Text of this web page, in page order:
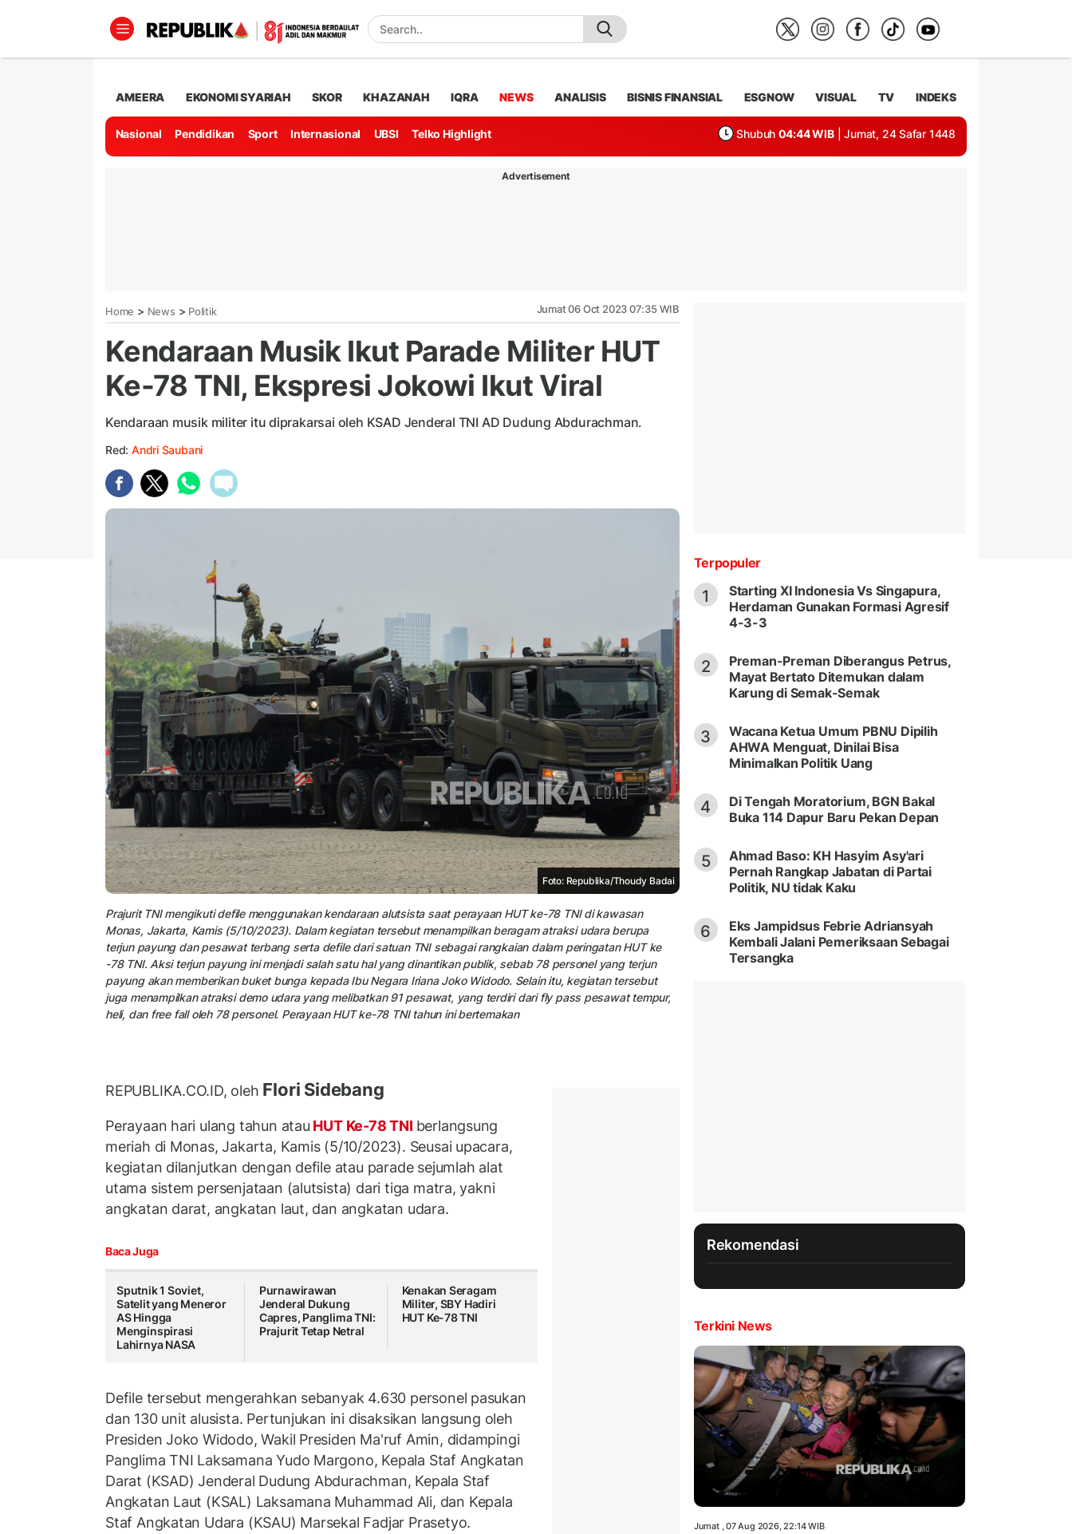
AMEERA EKONOMI SYARIAH SKOR KHAZANAH IQRA NEWS ANALISIS BISNIS FINANSIAL ESGNOW VISUAL TV INDEKS
Nasional Pendidikan Sport Internasional UBSI Telko Highlight Shubuh 04:44 WIB | Jumat, 24 Safar 1448
Advertisement
Home > News > Politik Jumat 06 Oct 2023 07:35 WIB
Kendaraan Musik Ikut Parade Militer HUT
Ke-78 TNI, Ekspresi Jokowi Ikut Viral
Kendaraan musik militer itu diprakarsai oleh KSAD Jenderal TNI AD Dudung Abdurachman.
Red: Andri Saubani
Foto: Republika/Thoudy Badai
Prajurit TNI mengikuti defile menggunakan kendaraan alutsista saat perayaan HUT ke-78 TNI di kawasan
Monas, Jakarta, Kamis (5/10/2023). Dalam kegiatan tersebut menampilkan beragam atraksi udara berupa
terjun payung dan pesawat terbang serta defile dari satuan TNI sebagai rangkaian dalam peringatan HUT ke
-78 TNI. Aksi terjun payung ini menjadi salah satu hal yang dinantikan publik, sebab 78 personel yang terjun
payung akan memberikan buket bunga kepada Ibu Negara Iriana Joko Widodo. Selain itu, kegiatan tersebut
juga menampilkan atraksi demo udara yang melibatkan 91 pesawat, yang terdiri dari fly pass pesawat tempur,
heli, dan free fall oleh 78 personel. Perayaan HUT ke-78 TNI tahun ini bertemakan
REPUBLIKA.CO.ID, oleh Flori Sidebang
Perayaan hari ulang tahun atau HUT Ke-78 TNI berlangsung
meriah di Monas, Jakarta, Kamis (5/10/2023). Seusai upacara,
kegiatan dilanjutkan dengan defile atau parade sejumlah alat
utama sistem persenjataan (alutsista) dari tiga matra, yakni
angkatan darat, angkatan laut, dan angkatan udara.
Baca Juga
Sputnik 1 Soviet,
Satelit yang Meneror
AS Hingga
Menginspirasi
Lahirnya NASA
Purnawirawan
Jenderal Dukung
Capres, Panglima TNI:
Prajurit Tetap Netral
Kenakan Seragam
Militer, SBY Hadiri
HUT Ke-78 TNI
Defile tersebut mengerahkan sebanyak 4.630 personel pasukan
dan 130 unit alusista. Pertunjukan ini disaksikan langsung oleh
Presiden Joko Widodo, Wakil Presiden Ma'ruf Amin, didampingi
Panglima TNI Laksamana Yudo Margono, Kepala Staf Angkatan
Darat (KSAD) Jenderal Dudung Abdurachman, Kepala Staf
Angkatan Laut (KSAL) Laksamana Muhammad Ali, dan Kepala
Staf Angkatan Udara (KSAU) Marsekal Fadjar Prasetyo.
Terpopuler
1
Starting XI Indonesia Vs Singapura,
Herdaman Gunakan Formasi Agresif
4-3-3
2
Preman-Preman Diberangus Petrus,
Mayat Bertato Ditemukan dalam
Karung di Semak-Semak
3
Wacana Ketua Umum PBNU Dipilih
AHWA Menguat, Dinilai Bisa
Minimalkan Politik Uang
4
Di Tengah Moratorium, BGN Bakal
Buka 114 Dapur Baru Pekan Depan
5
Ahmad Baso: KH Hasyim Asy'ari
Pernah Rangkap Jabatan di Partai
Politik, NU tidak Kaku
6
Eks Jampidsus Febrie Adriansyah
Kembali Jalani Pemeriksaan Sebagai
Tersangka
Rekomendasi
Terkini News
Jumat , 07 Aug 2026, 22:14 WIB